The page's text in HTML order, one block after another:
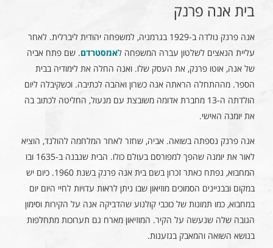
בית אנה פרנק
אנה פרנק נולדה ב-1929 בגרמניה, למשפחה יהודית ליברלית. לאחר
עליית הנאצים לשלטון עברה המשפחה לאמסטרדם. שם פתח אביה
של אנה, אוטו פרנק, את העסק שלו. ואנה החלה את לימודיה בבית
הספר. מההתחלה הראתה אנה כשרון ואהבה לכתיבה. וכשקיבלה ליום
הולדתה ה-13 מחברת אדומה משובצת עם מנעול, החליטה לכתוב בה
את יומנה האישי.
אנה פרנק נספתה בשואה. אביה, שחזר לאחר המלחמה להולנד, הוציא
לאור את יומנה שהפך למפורסם בעולם כולו. הבית שנבנה ב-1635 ובו
המחבוא, נפתח כאתר זכרון בשם בית אנה פרנק בשנת 1960. כיום יש
במקום ובבניינים הסמוכים מוזיאון שבו ניתן לראות עדויות לחיי היום יום
במחבוא, כמו תמונות של כוכבי קולנוע שהדביקה אנה על הקירות וסימון
הגובה שלה שנעשה על הקיר. המוזיאון מארח גם תערוכות מתחלפות
בנושא השואה והמאבק בגזענות.